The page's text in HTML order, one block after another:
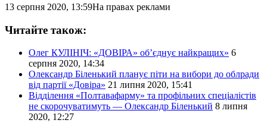
13 серпня 2020, 13:59На правах реклами
Читайте також:
Олег КУЛІНІЧ: «ДОВІРА» об’єднує найкращих» 6
серпня 2020, 14:34
Олександр Біленький планує піти на вибори до облради
від партії «Довіра» 21 липня 2020, 15:41
Відділення «Полтавафарму» та профільних спеціалістів
не скорочуватимуть — Олександр Біленький 8 липня
2020, 12:27